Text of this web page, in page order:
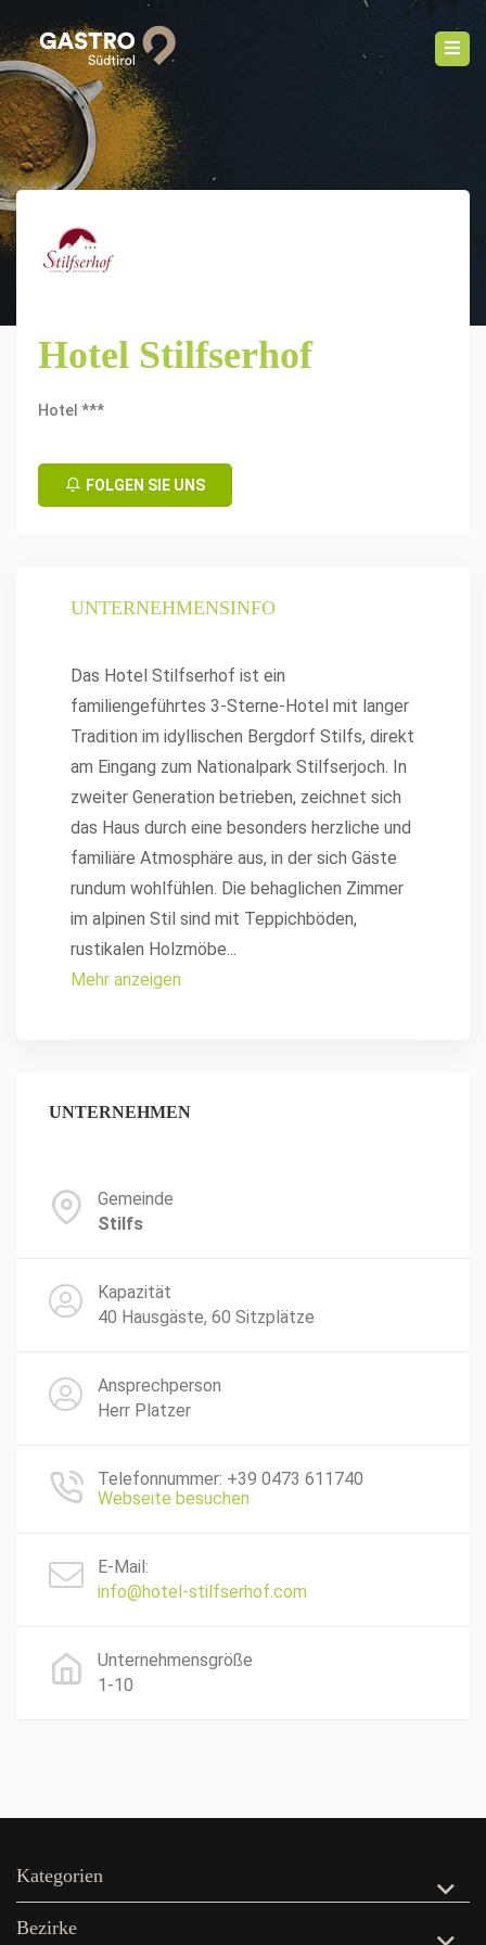
Hotel Stilfserhof
Hotel ***
FOLGEN SIE UNS
UNTERNEHMENSINFO
Das Hotel Stilfserhof ist ein
familiengeführtes 3-Sterne-Hotel mit langer
Tradition im idyllischen Bergdorf Stilfs, direkt
am Eingang zum Nationalpark Stilfserjoch. In
zweiter Generation betrieben, zeichnet sich
das Haus durch eine besonders herzliche und
familiäre Atmosphäre aus, in der sich Gäste
rundum wohlfühlen. Die behaglichen Zimmer
im alpinen Stil sind mit Teppichböden,
rustikalen Holzmöbe...
Mehr anzeigen
UNTERNEHMEN
Gemeinde
Stilfs
Kapazität
40 Hausgäste, 60 Sitzplätze
Ansprechperson
Herr Platzer
Telefonnummer: +39 0473 611740
Webseite besuchen
E-Mail:
info@hotel-stilfserhof.com
Unternehmensgröße
1-10
Kategorien
Bezirke